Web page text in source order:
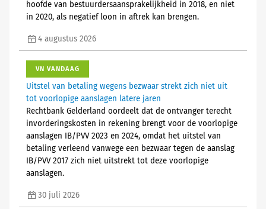
hoofde van bestuurdersaansprakelijkheid in 2018, en niet
in 2020, als negatief loon in aftrek kan brengen.
4 augustus 2026
VN VANDAAG
Uitstel van betaling wegens bezwaar strekt zich niet uit
tot voorlopige aanslagen latere jaren
Rechtbank Gelderland oordeelt dat de ontvanger terecht
invorderingskosten in rekening brengt voor de voorlopige
aanslagen IB/PVV 2023 en 2024, omdat het uitstel van
betaling verleend vanwege een bezwaar tegen de aanslag
IB/PVV 2017 zich niet uitstrekt tot deze voorlopige
aanslagen.
30 juli 2026